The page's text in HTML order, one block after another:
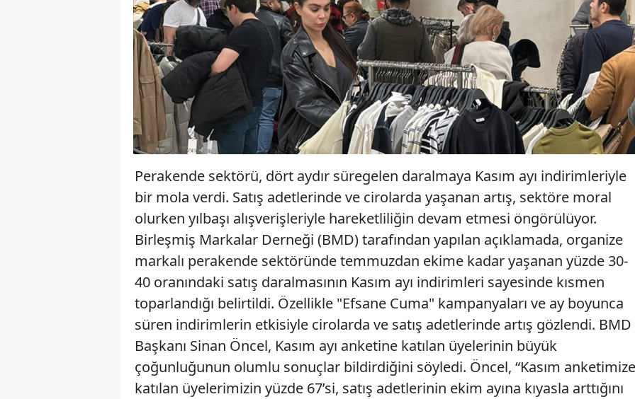
Perakende sektörü, dört aydır süregelen daralmaya Kasım ayı indirimleriyle
bir mola verdi. Satış adetlerinde ve cirolarda yaşanan artış, sektöre moral
olurken yılbaşı alışverişleriyle hareketliliğin devam etmesi öngörülüyor.
Birleşmiş Markalar Derneği (BMD) tarafından yapılan açıklamada, organize
markalı perakende sektöründe temmuzdan ekime kadar yaşanan yüzde 30-
40 oranındaki satış daralmasının Kasım ayı indirimleri sayesinde kısmen
toparlandığı belirtildi. Özellikle "Efsane Cuma" kampanyaları ve ay boyunca
süren indirimlerin etkisiyle cirolarda ve satış adetlerinde artış gözlendi. BMD
Başkanı Sinan Öncel, Kasım ayı anketine katılan üyelerinin büyük
çoğunluğunun olumlu sonuçlar bildirdiğini söyledi. Öncel, “Kasım anketimize
katılan üyelerimizin yüzde 67’si, satış adetlerinin ekim ayına kıyasla arttığını